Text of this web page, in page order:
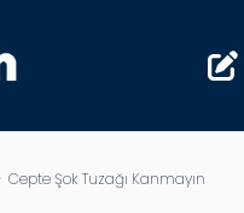
Şok Tuzağı Kanmayın